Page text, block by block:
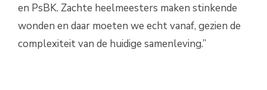
en PsBK. Zachte heelmeesters maken stinkende
wonden en daar moeten we echt vanaf, gezien de
complexiteit van de huidige samenleving.”